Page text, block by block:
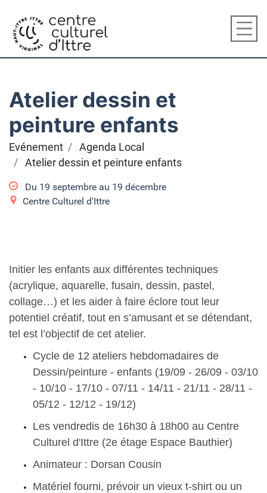
Atelier dessin et
peinture enfants
Evénement
Agenda Local
Atelier dessin et peinture enfants
Du 19 septembre au 19 décembre
Centre Culturel d'Ittre
Initier les enfants aux différentes techniques
(acrylique, aquarelle, fusain, dessin, pastel,
collage…) et les aider à faire éclore tout leur
potentiel créatif, tout en s’amusant et se détendant,
tel est l’objectif de cet atelier.
Cycle de 12 ateliers hebdomadaires de
Dessin/peinture - enfants (19/09 - 26/09 - 03/10
- 10/10 - 17/10 - 07/11 - 14/11 - 21/11 - 28/11 -
05/12 - 12/12 - 19/12)
Les vendredis de 16h30 à 18h00 au Centre
Culturel d'Ittre (2e étage Espace Bauthier)
Animateur : Dorsan Cousin
Matériel fourni, prévoir un vieux t-shirt ou un